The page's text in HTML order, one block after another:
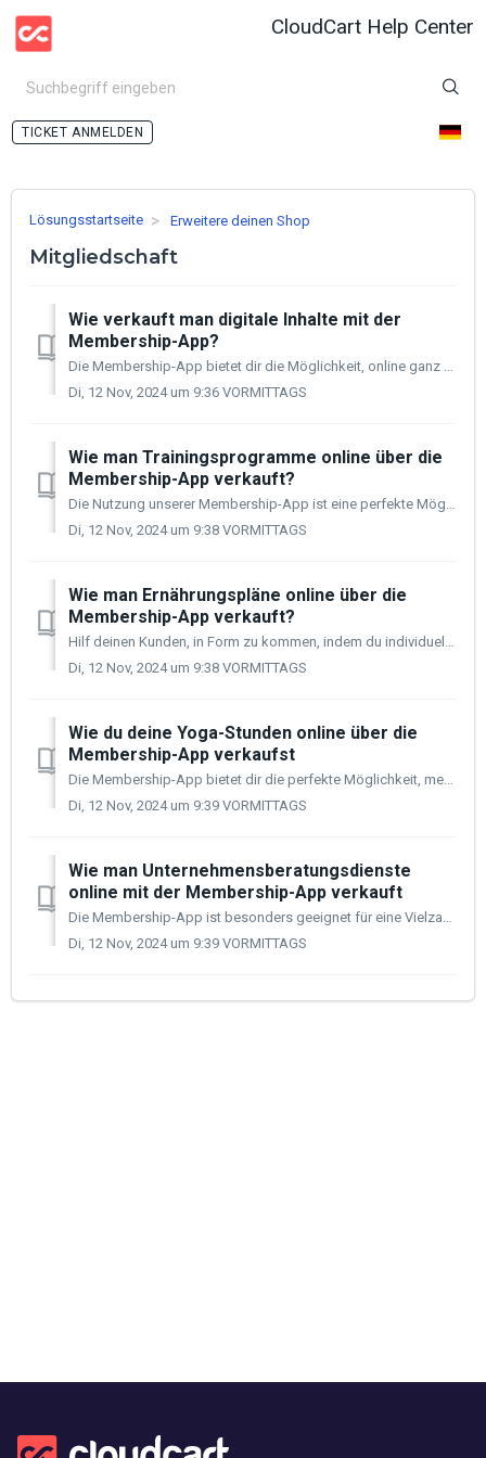
CloudCart Help Center
ANMELDEN
Lösungsstartseite Erweitere deinen Shop
Mitgliedschaft
Wie verkauft man digitale Inhalte mit der
Membership-App?
Die Membership-App bietet dir die Möglichkeit, online ganz neu zu handeln. Sie erstellt einen Mitgliederbereich, in dem du digitale Inhalte verkaufen kann...
Di, 12 Nov, 2024 um 9:36 VORMITTAGS
Wie man Trainingsprogramme online über die
Membership-App verkauft?
Die Nutzung unserer Membership-App ist eine perfekte Möglichkeit, dein Workout-Business auszubauen, indem du es online bringst und mehr Menschen auf der g...
Di, 12 Nov, 2024 um 9:38 VORMITTAGS
Wie man Ernährungspläne online über die
Membership-App verkauft?
Hilf deinen Kunden, in Form zu kommen, indem du individuelle Diäten erstellst und ihnen für einen bestimmten Zeitraum Zugang dazu gibst. Oder wenn du wöch...
Di, 12 Nov, 2024 um 9:38 VORMITTAGS
Wie du deine Yoga-Stunden online über die
Membership-App verkaufst
Die Membership-App bietet dir die perfekte Möglichkeit, mehr Kunden zu gewinnen, indem du dein Yoga-Studio online bringst. So kannst du mehr Menschen auf...
Di, 12 Nov, 2024 um 9:39 VORMITTAGS
Wie man Unternehmensberatungsdienste
online mit der Membership-App verkauft
Die Membership-App ist besonders geeignet für eine Vielzahl von Spezialisten, die Unternehmensberatungsdienste anbieten, wie Anwälte, Buchhalter, Marketing-E...
Di, 12 Nov, 2024 um 9:39 VORMITTAGS